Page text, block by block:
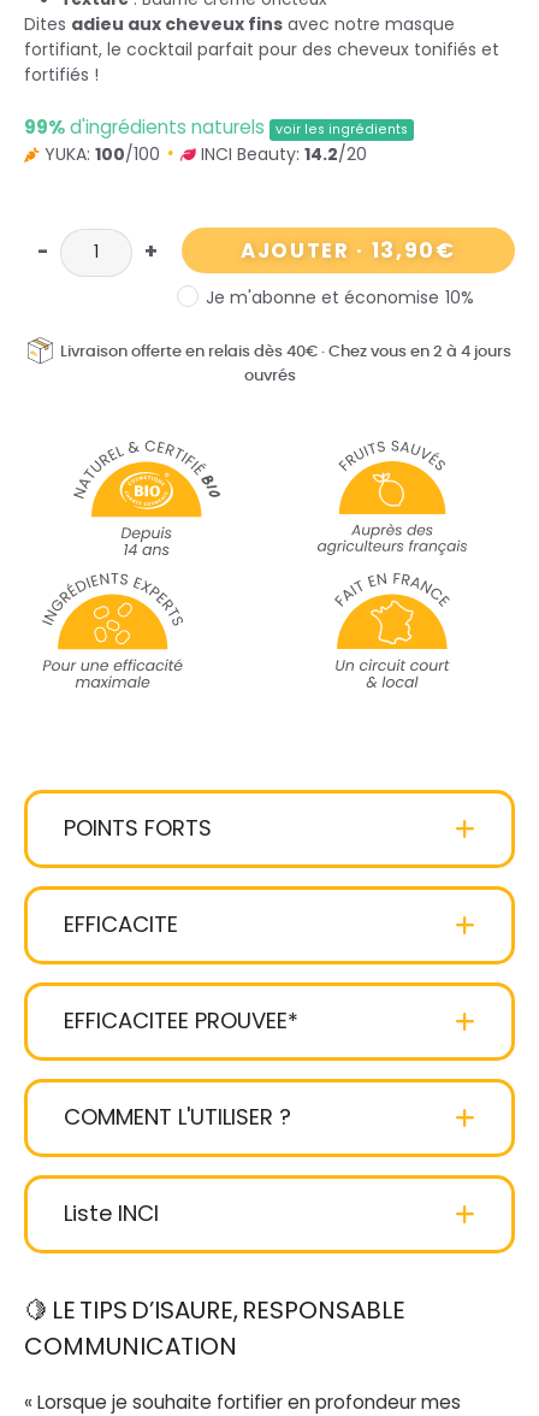
Dites adieu aux cheveux fins avec notre masque
fortifiant, le cocktail parfait pour des cheveux tonifiés et
fortifiés !
99%d'ingrédients naturels voir les ingrédients
YUKA: 100/100 INCI Beauty: 14.2/20
AJOUTER · 13,90€
Je m'abonne et économise 10%
Livraison offerte en relais dès 40€·Chez vous en 2 à 4 jours
ouvrés
POINTS FORTS
expertise
texture baume crémeuse
EFFICACITE
EFFICACITEE PROUVEE*
COMMENT L'UTILISER ?
Liste INCI
Cetyl Alcohol : C’est grâce à lui que vos
assouplit.
🍋 LE TIPS D’ISAURE, RESPONSABLE
COMMUNICATION
« Lorsque je souhaite fortifier en profondeur mes